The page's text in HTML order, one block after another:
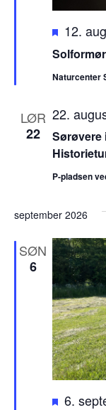
F
e
m
æ
v
e
12.
Naturcenter
LØR
22
Sørøvere
22.
P-pladsen
september 2026
SØN
6
F
6.